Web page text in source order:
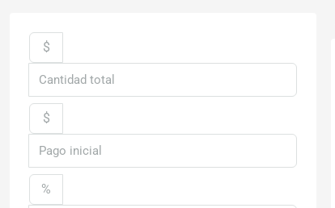
$
$
%